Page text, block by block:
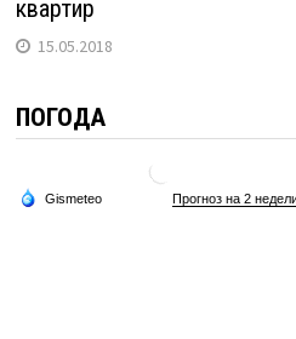
квартир
15.05.2018
ПОГОДА